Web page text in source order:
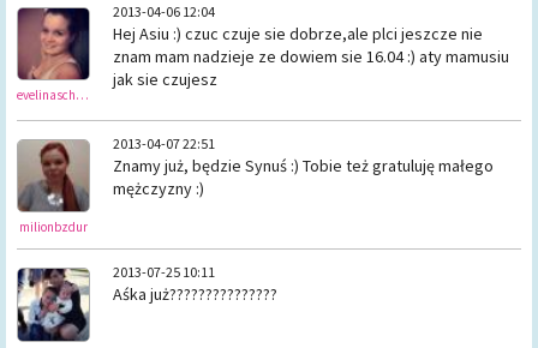
evelinaschlapka
2013-04-06 12:04
Hej Asiu :) czuc czuje sie dobrze,ale plci jeszcze nie
znam mam nadzieje ze dowiem sie 16.04 :) aty mamusiu
jak sie czujesz
milionbzdur
2013-04-07 22:51
Znamy już, będzie Synuś :) Tobie też gratuluję małego
mężczyzny :)
2013-07-25 10:11
Aśka już???????????????